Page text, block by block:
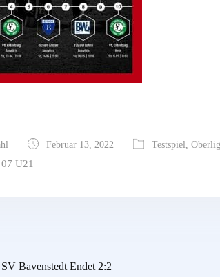
Februar 13, 2022 Testspiel
U21
Bavenstedt Endet 2:2